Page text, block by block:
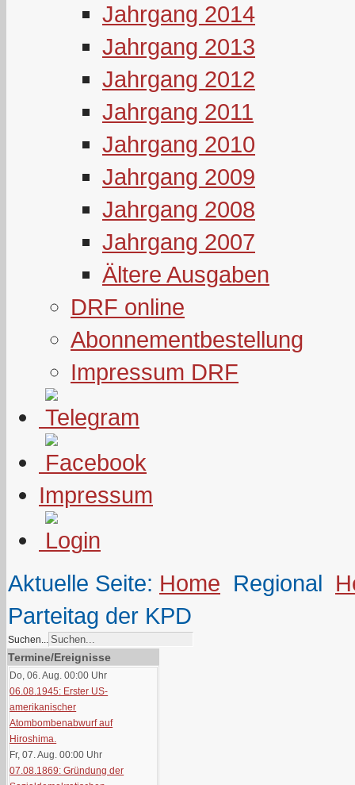
Jahrgang 2014
Jahrgang 2013
Jahrgang 2012
Jahrgang 2011
Jahrgang 2010
Jahrgang 2009
Jahrgang 2008
Jahrgang 2007
Ältere Ausgaben
DRF online
Abonnementbestellung
Impressum DRF
Impressum
Aktuelle Seite: Home Regional
Parteitag der KPD
Suchen...
Termine/Ereignisse
Do, 06. Aug. 00:00 Uhr
06.08.1945: Erster US-
amerikanischer
Atombombenabwurf auf
Hiroshima.
Fr, 07. Aug. 00:00 Uhr
07.08.1869: Gründung der